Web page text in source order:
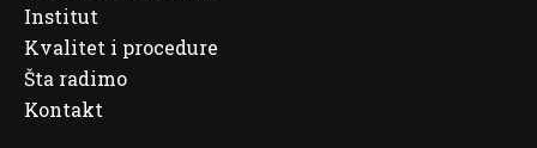
Institut
Kvalitet i procedure
Šta radimo
Kontakt